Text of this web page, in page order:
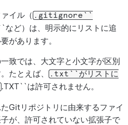
イル（ .gitignore``
など）は、明示的にリストに追
があります。
致では、大文字と小文字が区別
たとえば、
.txt``がリストに
.TXT``は許可されません。
Gitリポジトリに由来するファイ
が、許可されていない拡張子で